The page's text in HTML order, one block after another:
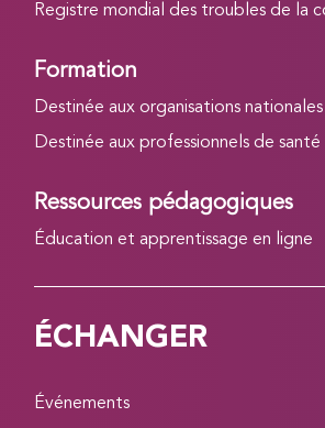
Registre mondial des troubles de la
Formation
Destinée aux organisations
Destinée aux professionnels de santé
Ressources pédagogiques
Éducation et apprentissage en ligne
ÉCHANGER
Événements